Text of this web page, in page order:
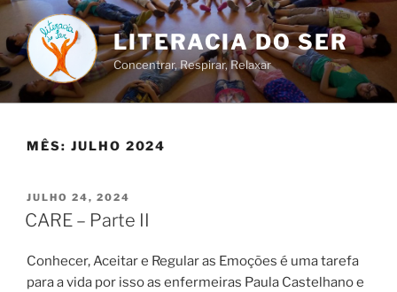
Saltar
para
o
conteúdo
LITERACIA DO SER
Concentrar, Respirar, Relaxar
MÊS: JULHO 2024
PUBLICADO
EM
JULHO 24, 2024
CARE – Parte II
Conhecer, Aceitar e Regular as Emoções é uma tarefa
para a vida por isso as enfermeiras Paula Castelhano e